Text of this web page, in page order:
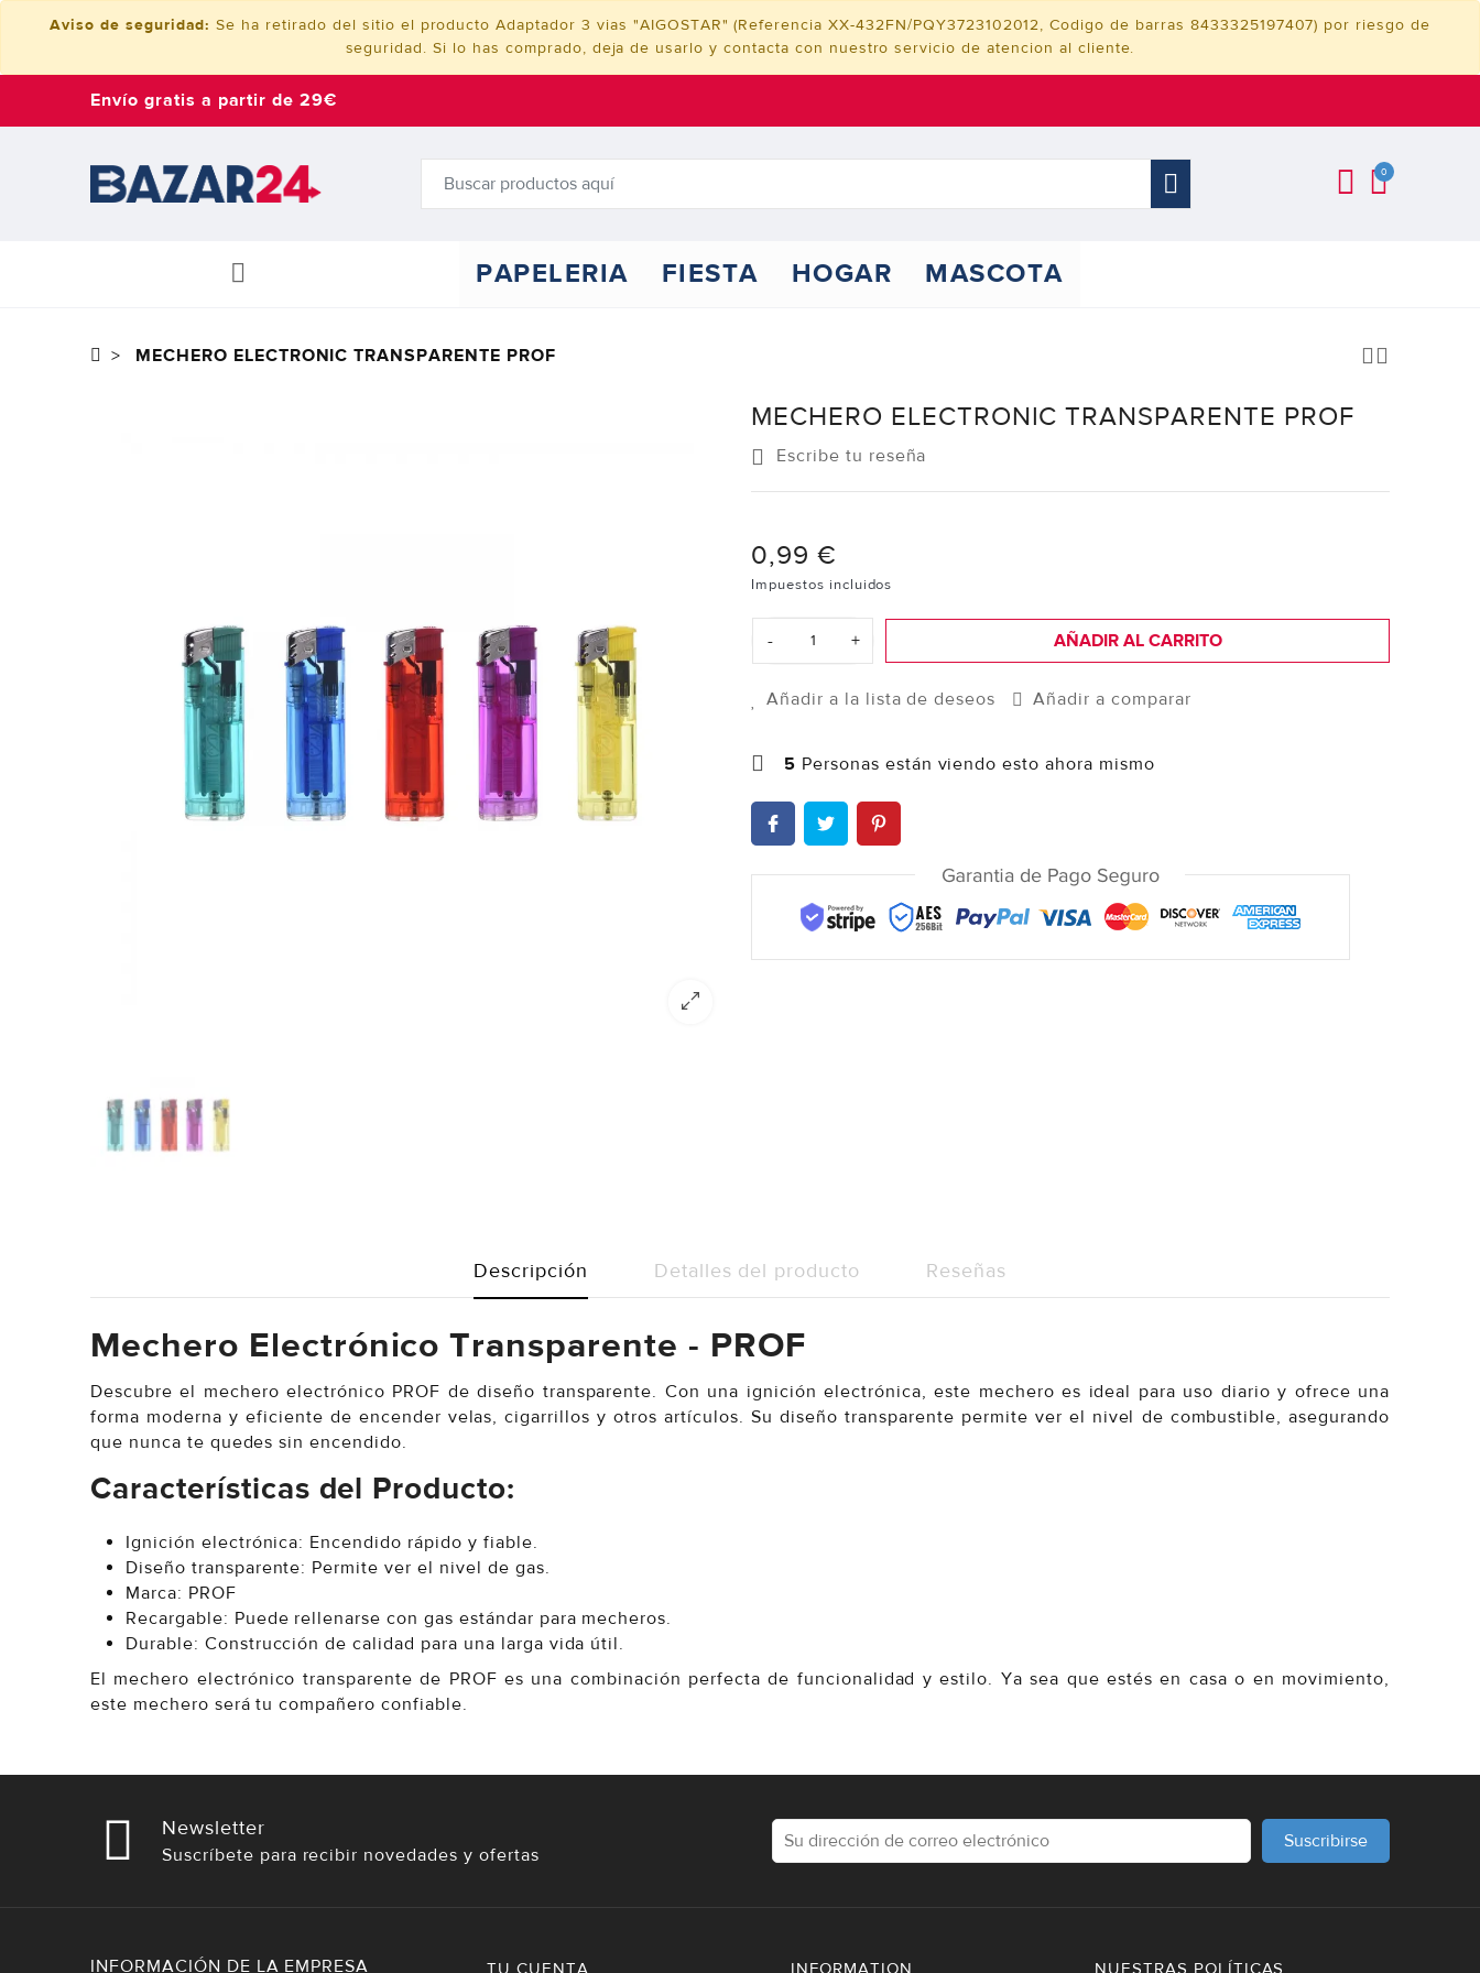
Aviso de seguridad: Se ha retirado del sitio el producto Adaptador 3 vias "AIGOSTAR" (Referencia XX-432FN/PQY3723102012, Codigo de barras 8433325197407) por riesgo de
seguridad. Si lo has comprado, deja de usarlo y contacta con nuestro servicio de atencion al cliente.
Envío gratis a partir de 29€
0
PAPELERIA FIESTA HOGAR MASCOTA
MECHERO ELECTRONIC TRANSPARENTE PROF
MECHERO ELECTRONIC TRANSPARENTE PROF
Escribe tu reseña
0,99 €
Impuestos incluidos
- + AÑADIR AL CARRITO
Añadir a la lista de deseos Añadir a comparar
5 Personas están viendo esto ahora mismo
Descripción Detalles del producto Reseñas
Mechero Electrónico Transparente - PROF
Descubre el mechero electrónico PROF de diseño transparente. Con una ignición electrónica, este mechero es ideal para uso diario y ofrece una
forma moderna y eficiente de encender velas, cigarrillos y otros artículos. Su diseño transparente permite ver el nivel de combustible, asegurando
que nunca te quedes sin encendido.
Características del Producto:
Ignición electrónica: Encendido rápido y fiable.
Diseño transparente: Permite ver el nivel de gas.
Marca: PROF
Recargable: Puede rellenarse con gas estándar para mecheros.
Durable: Construcción de calidad para una larga vida útil.
El mechero electrónico transparente de PROF es una combinación perfecta de funcionalidad y estilo. Ya sea que estés en casa o en movimiento,
este mechero será tu compañero confiable.
Newsletter
Suscríbete para recibir novedades y ofertas
Suscribirse
INFORMACIÓN DE LA EMPRESA